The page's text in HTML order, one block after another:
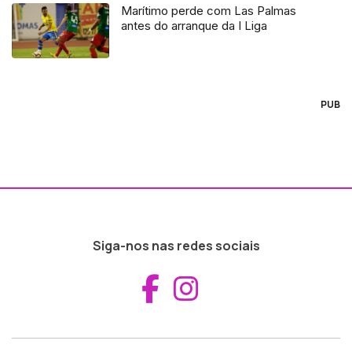
Marítimo perde com Las Palmas
antes do arranque da I Liga
PUB
Siga-nos nas redes sociais
Aceder ao